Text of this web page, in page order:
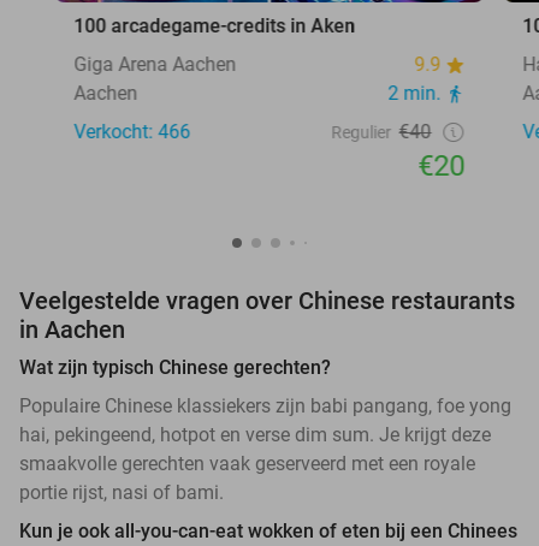
100 arcadegame-credits in Aken
Giga Arena Aachen
9.9
Aachen
2 min.
Verkocht: 466
Regulier €40
€20
Veelgestelde vragen over Chinese restaurants
in Aachen
Wat zijn typisch Chinese gerechten?
Populaire Chinese klassiekers zijn babi pangang, foe yong
hai, pekingeend, hotpot en verse dim sum. Je krijgt deze
smaakvolle gerechten vaak geserveerd met een royale
portie rijst, nasi of bami.
Kun je ook all-you-can-eat wokken of eten bij een Chinees